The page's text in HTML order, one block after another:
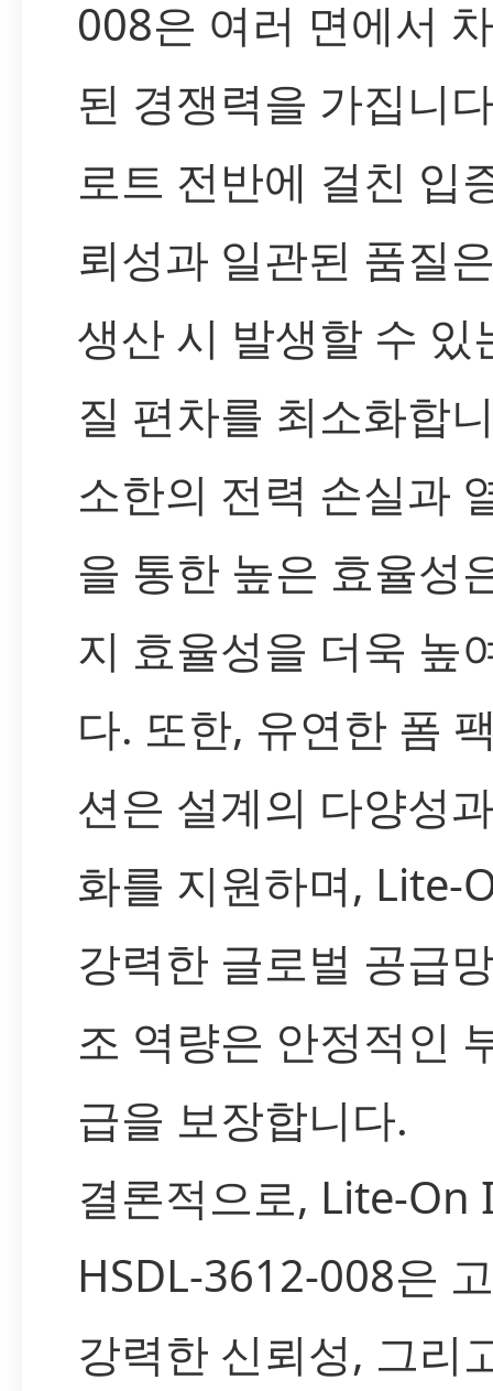
008은 여러 면에서
된 경쟁력을 가집니
로트 전반에 걸친 입
뢰성과 일관된 품질
생산 시 발생할 수 있
질 편차를 최소화합
소한의 전력 손실과
을 통한 높은 효율성
지 효율성을 더욱 높
다. 또한, 유연한 폼
션은 설계의 다양성
화를 지원하며, Lite-
강력한 글로벌 공급
조 역량은 안정적인
급을 보장합니다.
결론적으로, Lite-On
HSDL-3612-008은
강력한 신뢰성, 그리